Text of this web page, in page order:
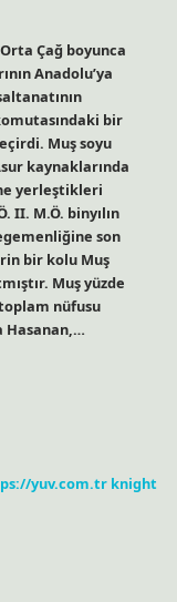
Çağ boyunca
Anadolu’ya
bir
Muş soyu
kaynaklarında
yerleştikleri
M.Ö. binyılın
son
bir kolu Muş
Muş yüzde
nüfusu
Hasanan,…
yuv.com.tr knight